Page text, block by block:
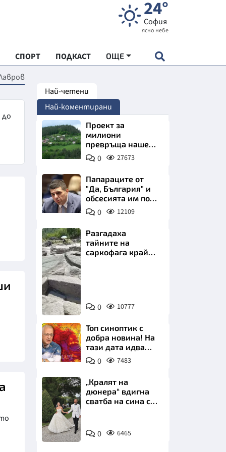
24°
София
ясно небе
СПОРТ ПОДКАСТ ОЩЕ
"ЧУДЕСАТА НА БЪЛГАРИЯ"
ХРАНА
Най-четени
Най-коментирани
Проект за
милиони
превръща наше
село в магнит за
туристи
0 27673
Папараците от
"Да, България" и
обсесията им по
Пеевски
0 12109
Снимка:
Bulgaria
ON
AIR
Разгадаха
тайните на
саркофага край
0 10777
Топ синоптик с
добра новина! На
тази дата идва
захлаждането
0 7483
Снимка:
Инстаграм
„Кралят на
дюнера“ вдигна
сватба на сина си
Комо
0 6465